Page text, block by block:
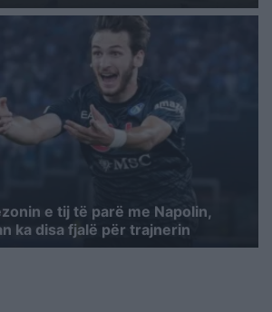
e tij të parë me Napolin,
ka disa fjalë për trajnerin